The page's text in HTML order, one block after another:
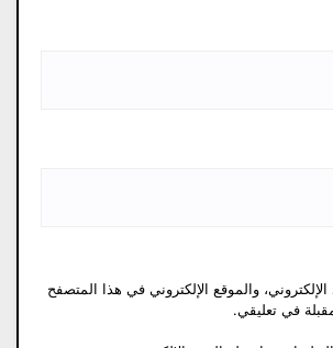
والموقع الإلكتروني في هذا المتصفح
في تعليقي.